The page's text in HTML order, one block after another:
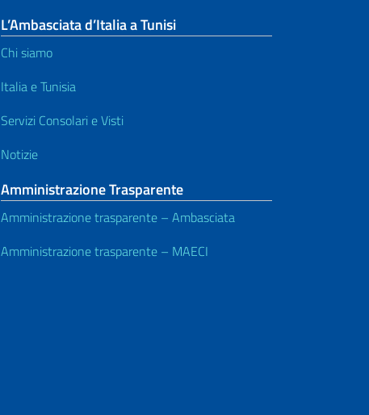
L’Ambasciata d’Italia a Tunisi
Chi siamo
Italia e Tunisia
Servizi Consolari e Visti
Notizie
Amministrazione Trasparente
Amministrazione trasparente – Ambasciata
Amministrazione trasparente – MAECI